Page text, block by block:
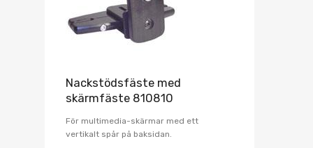
Nackstödsfäste med
skärmfäste 810810
För multimedia-skärmar med ett
vertikalt spår på baksidan.